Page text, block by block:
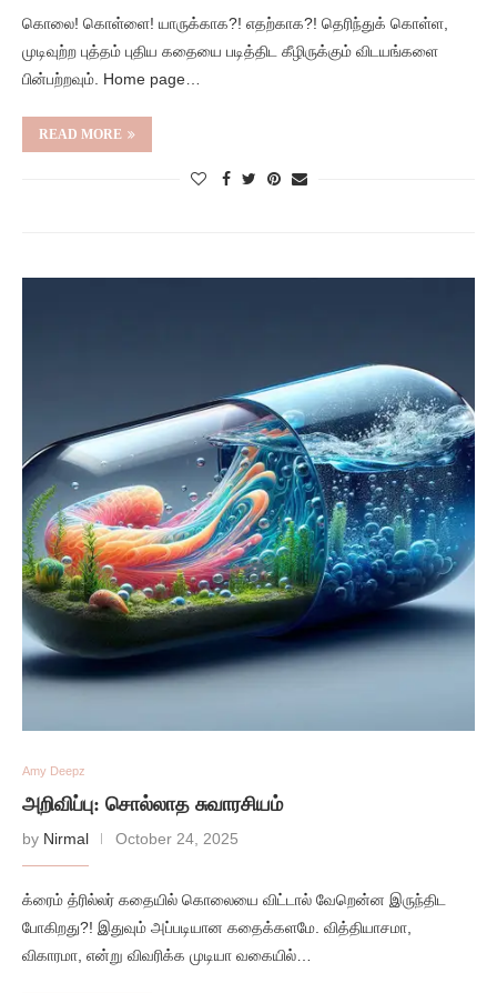
கொலை! கொள்ளை! யாருக்காக?! எதற்காக?! தெரிந்துக் கொள்ள,
முடிவுற்ற புத்தம் புதிய கதையை படித்திட கீழிருக்கும் விடயங்களை
பின்பற்றவும். Home page…
READ MORE
Amy Deepz
அறிவிப்பு: சொல்லாத சுவாரசியம்
by Nirmal October 24, 2025
க்ரைம் த்ரில்லர் கதையில் கொலையை விட்டால் வேறென்ன இருந்திட
போகிறது?! இதுவும் அப்படியான கதைக்களமே. வித்தியாசமா,
விகாரமா, என்று விவரிக்க முடியா வகையில்…